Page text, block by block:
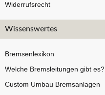
Widerrufsrecht
Wissenswertes
Bremsenlexikon
Welche Bremsleitungen gibt es?
Custom Umbau Bremsanlagen